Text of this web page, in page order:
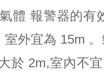
體 報警器的有
室外宜為 15m
於 2m,室內不